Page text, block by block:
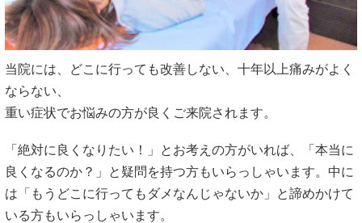
当院には、どこに行っても改善しない、十年以上痛みがよく
ならない、
重い症状でお悩みの方が良くご来院されます。
「絶対に良くなりたい！」とお考えの方がいれば、「本当に
良くなるのか？」と疑問を持つ方もいらっしゃいます。中に
は「もうどこに行ってもダメなんじゃないか」と諦めかけて
いる方もいらっしゃいます。